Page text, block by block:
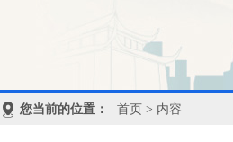
您当前的位置： 首页 > 内容